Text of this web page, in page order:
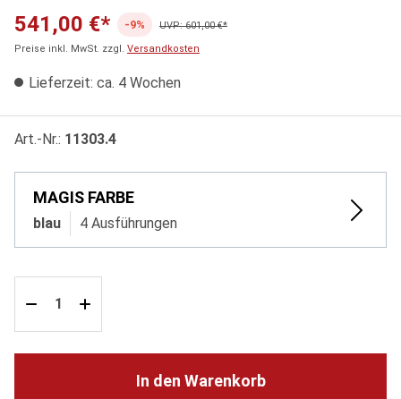
541,00 €* -9%
UVP: 601,00 €*
Preise inkl. MwSt. zzgl. Versandkosten
Lieferzeit: ca. 4 Wochen
Art.-Nr.: 11303.4
MAGIS FARBE
blau 4 Ausführungen
In den Warenkorb